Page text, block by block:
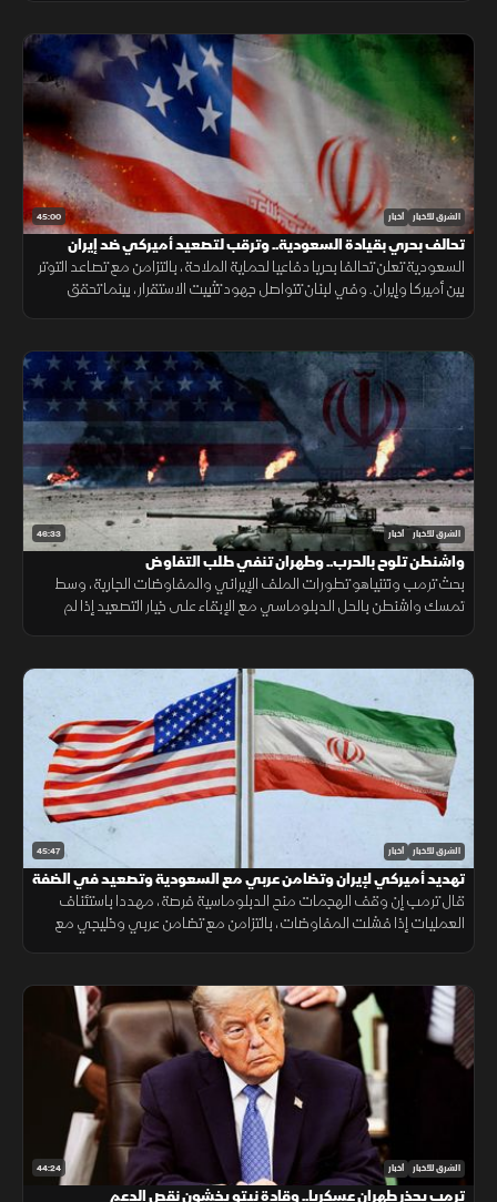
45:00 الشرق للأخبار أخبار
تحالف بحري بقيادة السعودية.. وترقب لتصعيد أميركي ضد إيران
السعودية تعلن تحالفا بحريا دفاعيا لحماية الملاحة، بالتزامن مع تصاعد التوتر
بين أميركا وإيران. وفي لبنان تتواصل جهود تثبيت الاستقرار، بينما تحقق
46:33 الشرق للأخبار أخبار
واشنطن تلوح بالحرب.. وطهران تنفي طلب التفاوض
بحث ترمب ونتنياهو تطورات الملف الإيراني والمفاوضات الجارية، وسط
تمسك واشنطن بالحل الدبلوماسي مع الإبقاء على خيار التصعيد إذا لم
45:47 الشرق للأخبار أخبار
تهديد أميركي لإيران وتضامن عربي مع السعودية وتصعيد في الضفة
قال ترمب إن وقف الهجمات منح الدبلوماسية فرصة، مهددا باستئناف
العمليات إذا فشلت المفاوضات، بالتزامن مع تضامن عربي وخليجي مع
44:24 الشرق للأخبار أخبار
ترمب يحذر طهران عسكريا.. وقادة نيتو يخشون نقص الدعم